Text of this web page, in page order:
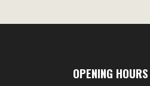
OPENING HOURS